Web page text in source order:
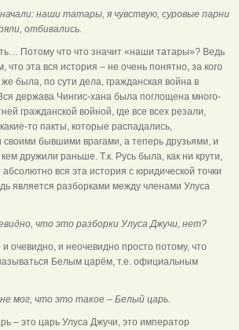
начали: наши татары, я чувствую, суровые парни
отбивались.
Потому что что значит «наши татары»? Ведь
что эта вся история – не очень понятно, за кого
была, по сути дела, гражданская война в
держава Чингис-хана была поглощена много-
гражданской войной, где все всех резали,
то пакты, которые распадались,
своими бывшими врагами, а теперь друзьями, и
дружили раньше. Т.к. Русь была, как ни крути,
вся эта история с юридической точки
является разборками между членами Улуса
что это разборки Улуса Джучи, нет?
очевидно, и неочевидно просто потому, что
Белым царём, т.е. официальным
мог, что это такое – Белый царь.
– это царь Улуса Джучи, это император